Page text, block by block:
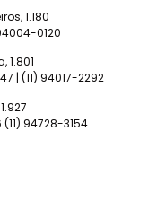
1.180
0120
1.801
| (11) 94017-2292
(11) 94728-3154